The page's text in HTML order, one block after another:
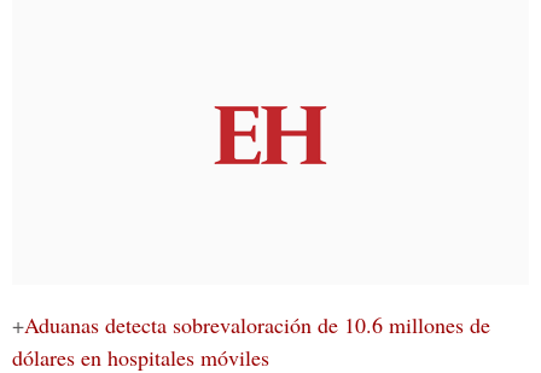
+Aduanas detecta sobrevaloración de 10.6 millones de
dólares en hospitales móviles